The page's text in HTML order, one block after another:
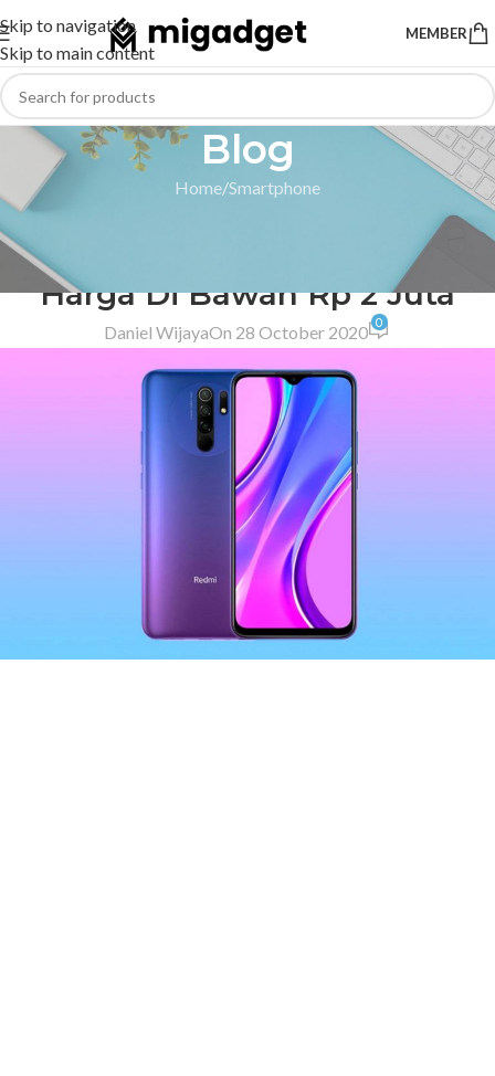
Skip to navigation
Skip to main content
MEMBER
Blog
Home Smartphone
3 Smartphone Xiaomi Terbaru
Harga Di Bawah Rp 2 Juta
Daniel WijayaOn 28 October 2020 0